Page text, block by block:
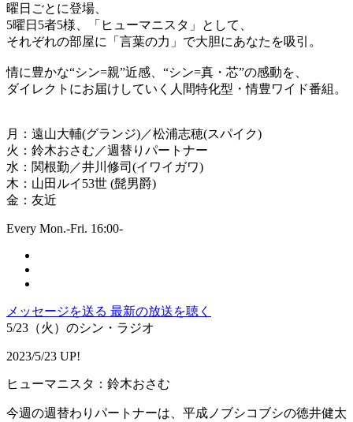
曜日ごとに登場、
5曜日5者5様、「ヒューマニスタ」として、
それぞれの部屋に「言葉の力」で大胆にあなたを吸引。
情に豊かな“シン=親”近感、“シン=真・芯”の感動を、
ダイレクトにお届けしていく人間特化型・情豊ワイド番組。
月：遠山大輔(グランジ)／松浦志穂(スパイク)
火：鈴木おさむ／週替りパートナー
水：関根勤／井川修司(イワイガワ)
木：山田ルイ53世 (髭男爵)
金：友近
Every Mon.-Fri. 16:00-
メッセージを送る 最新の放送を聴く
5/23（火）のシン・ラジオ
2023/5/23 UP!
ヒューマニスタ：鈴木おさむ
今週の週替わりパートナーは、平成ノブシコブシの徳井健太